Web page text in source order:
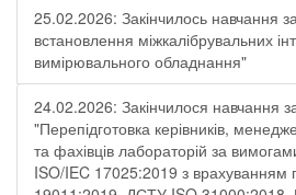
25.02.2026: Закінчилось навчання
встановлення міжкалібрувальних
вимірювального обладнання"
24.02.2026: Закінчилося навчання
"Перепідготовка керівників,
та фахівців лабораторій за
ISO/IEC 17025:2019 з